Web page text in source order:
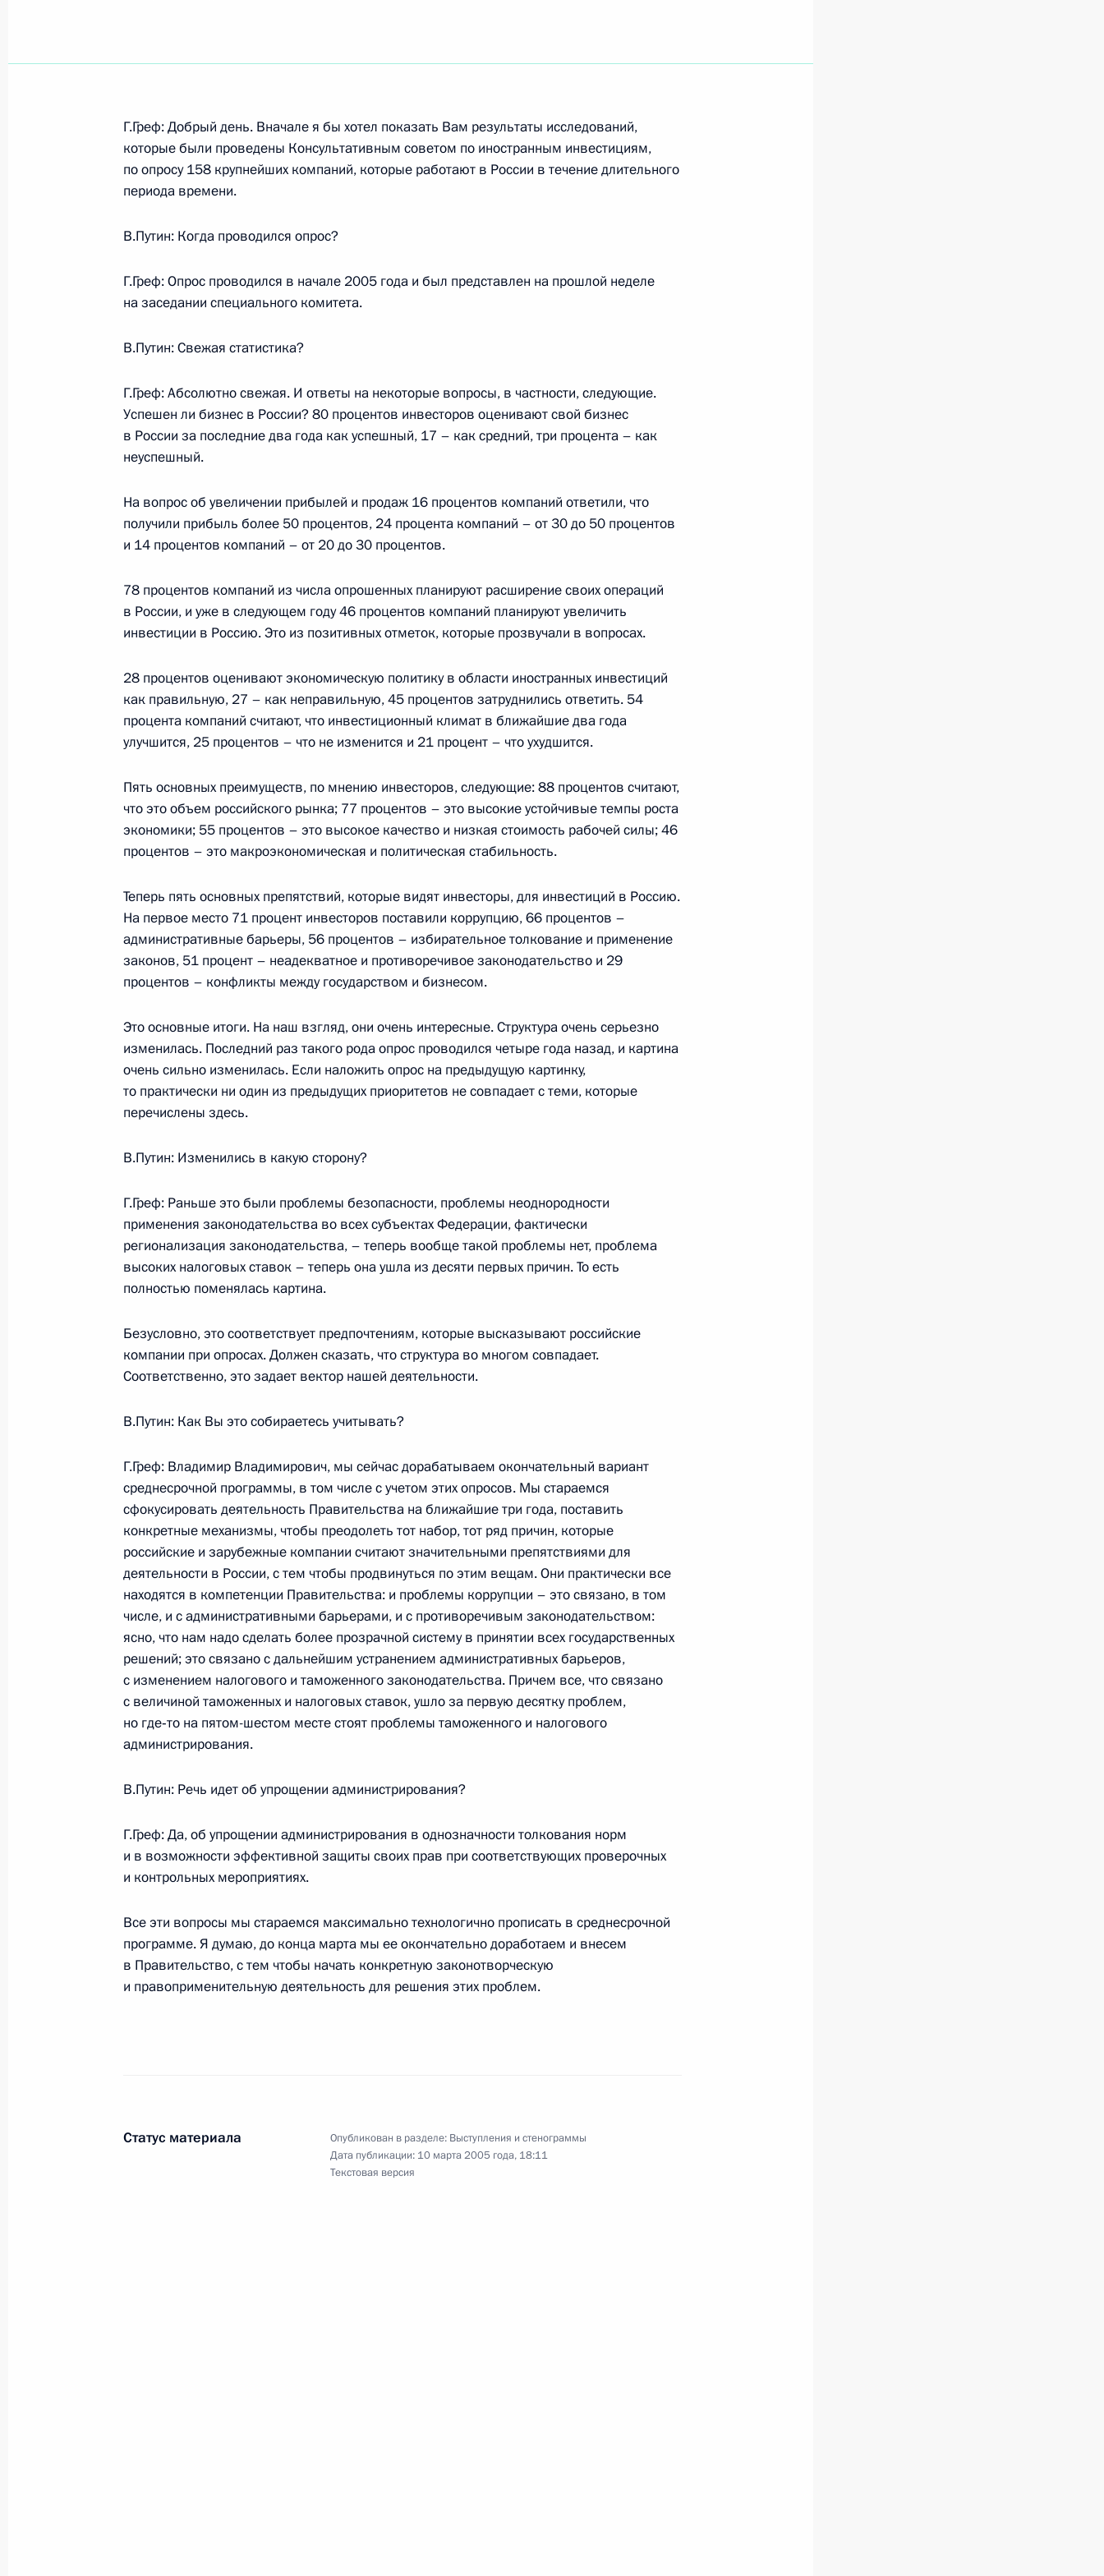
Вступительное слово на встрече с российскими писателями –
участниками XXV Парижского книжного салона
18 марта 2005 года, 16:51 Париж, Елисейский дворец
17 марта 2005 года, четверг
Вступительное слово на заседании Совета Безопасности
по миграционной политике
16 марта 2005 года, среда
Начало встречи с представителями оценочной комиссии
Международного олимпийского комитета
Заключительное слово на совещании по вопросам
реконструкции Большого и Мариинского театров
Вступительное слово на совещании по вопросам реконструкции
Большого и Мариинского театров
14 марта 2005 года, понедельник
Стенографический отчет о совещании с членами Правительства
14 марта 2005 года, 13:30 Москва, Кремль
11 марта 2005 года, пятница
Начало рабочей встречи с губернатором Челябинской области
Петром Суминым
11 марта 2005 года, 19:19 Ново-Огарево
10 марта 2005 года, четверг
и торговли Германом Грефом
Начало рабочей встречи с президентом Татарстана Минтимером
Шаймиевым
Стенографический отчет о совещании с членами Правительства
9 марта 2005 года, 19:53 Москва, Кремль
8 марта 2005 года, вторник
Начало рабочей встречи с директором ФСБ Николаем
Патрушевым
8 марта 2005 года, 21:22 Ново-Огарево
Вступительное слово на встрече с женщинами – участницами
8 марта 2005 года, 14:35 Москва, Кремль
4 марта 2005 года, пятница
Андреем Фурсенко
4 марта 2005 года, 19:49 Ново-Огарево
Начало встречи с главным раввином России Берлом Лазаром
Г.Греф: Добрый день. Вначале я бы хотел показать Вам результаты исследований,
которые были проведены Консультативным советом по иностранным инвестициям,
по опросу 158 крупнейших компаний, которые работают в России в течение длительного
периода времени.
В.Путин: Когда проводился опрос?
Г.Греф: Опрос проводился в начале 2005 года и был представлен на прошлой неделе
на заседании специального комитета.
В.Путин: Свежая статистика?
Г.Греф: Абсолютно свежая. И ответы на некоторые вопросы, в частности, следующие.
Успешен ли бизнес в России? 80 процентов инвесторов оценивают свой бизнес
в России за последние два года как успешный, 17 – как средний, три процента – как
неуспешный.
На вопрос об увеличении прибылей и продаж 16 процентов компаний ответили, что
получили прибыль более 50 процентов, 24 процента компаний – от 30 до 50 процентов
и 14 процентов компаний – от 20 до 30 процентов.
78 процентов компаний из числа опрошенных планируют расширение своих операций
в России, и уже в следующем году 46 процентов компаний планируют увеличить
инвестиции в Россию. Это из позитивных отметок, которые прозвучали в вопросах.
28 процентов оценивают экономическую политику в области иностранных инвестиций
как правильную, 27 – как неправильную, 45 процентов затруднились ответить. 54
процента компаний считают, что инвестиционный климат в ближайшие два года
улучшится, 25 процентов – что не изменится и 21 процент – что ухудшится.
Пять основных преимуществ, по мнению инвесторов, следующие: 88 процентов считают,
что это объем российского рынка; 77 процентов – это высокие устойчивые темпы роста
экономики; 55 процентов – это высокое качество и низкая стоимость рабочей силы; 46
процентов – это макроэкономическая и политическая стабильность.
Теперь пять основных препятствий, которые видят инвесторы, для инвестиций в Россию.
На первое место 71 процент инвесторов поставили коррупцию, 66 процентов –
административные барьеры, 56 процентов – избирательное толкование и применение
законов, 51 процент – неадекватное и противоречивое законодательство и 29
процентов – конфликты между государством и бизнесом.
Это основные итоги. На наш взгляд, они очень интересные. Структура очень серьезно
изменилась. Последний раз такого рода опрос проводился четыре года назад, и картина
очень сильно изменилась. Если наложить опрос на предыдущую картинку,
то практически ни один из предыдущих приоритетов не совпадает с теми, которые
перечислены здесь.
В.Путин: Изменились в какую сторону?
Г.Греф: Раньше это были проблемы безопасности, проблемы неоднородности
применения законодательства во всех субъектах Федерации, фактически
регионализация законодательства, – теперь вообще такой проблемы нет, проблема
высоких налоговых ставок – теперь она ушла из десяти первых причин. То есть
полностью поменялась картина.
Безусловно, это соответствует предпочтениям, которые высказывают российские
компании при опросах. Должен сказать, что структура во многом совпадает.
Соответственно, это задает вектор нашей деятельности.
В.Путин: Как Вы это собираетесь учитывать?
Г.Греф: Владимир Владимирович, мы сейчас дорабатываем окончательный вариант
среднесрочной программы, в том числе с учетом этих опросов. Мы стараемся
сфокусировать деятельность Правительства на ближайшие три года, поставить
конкретные механизмы, чтобы преодолеть тот набор, тот ряд причин, которые
российские и зарубежные компании считают значительными препятствиями для
деятельности в России, с тем чтобы продвинуться по этим вещам. Они практически все
находятся в компетенции Правительства: и проблемы коррупции – это связано, в том
числе, и с административными барьерами, и с противоречивым законодательством:
ясно, что нам надо сделать более прозрачной систему в принятии всех государственных
решений; это связано с дальнейшим устранением административных барьеров,
с изменением налогового и таможенного законодательства. Причем все, что связано
с величиной таможенных и налоговых ставок, ушло за первую десятку проблем,
но где‑то на пятом-шестом месте стоят проблемы таможенного и налогового
администрирования.
В.Путин: Речь идет об упрощении администрирования?
Г.Греф: Да, об упрощении администрирования в однозначности толкования норм
и в возможности эффективной защиты своих прав при соответствующих проверочных
и контрольных мероприятиях.
Все эти вопросы мы стараемся максимально технологично прописать в среднесрочной
программе. Я думаю, до конца марта мы ее окончательно доработаем и внесем
в Правительство, с тем чтобы начать конкретную законотворческую
и правоприменительную деятельность для решения этих проблем.
Статус материала Опубликован в разделе: Выступления и стенограммы
Дата публикации: 10 марта 2005 года, 18:11
Текстовая версия